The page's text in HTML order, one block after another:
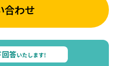
合わせ